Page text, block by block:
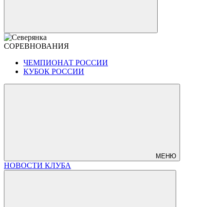
СОРЕВНОВАНИЯ
ЧЕМПИОНАТ РОССИИ
КУБОК РОССИИ
МЕНЮ
НОВОСТИ КЛУБА